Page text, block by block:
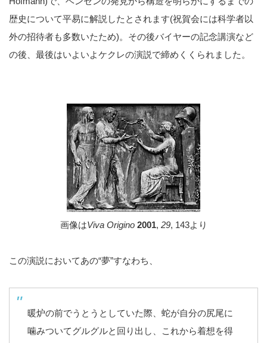
歴史について平易に解説したとされます(祝賀会には科学者以
外の招待者も多数いたため)。その後バイヤーの記念講演など
の後、最後はいよいよケクレの演説で締めくくられました。
画像はViva Origino 2001, 29, 143より
この演説においてあの“夢”すなわち、
暖炉の前でうとうとしていた際、蛇が自分の尻尾に
噛みついてグルグルと回り出し、これから着想を得